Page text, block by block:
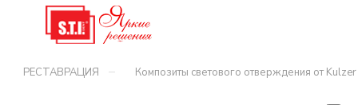
РЕСТАВРАЦИЯ – Композиты светового отверждения от